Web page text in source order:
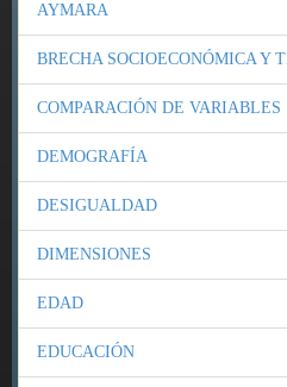
AYMARA
BRECHA SOCIOECONÓMICA Y
COMPARACIÓN DE VARIABLES
DEMOGRAFÍA
DESIGUALDAD
DIMENSIONES
EDAD
EDUCACIÓN